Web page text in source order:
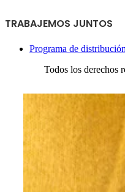
TRABAJEMOS JUNTOS
Programa de
Todos los derechos